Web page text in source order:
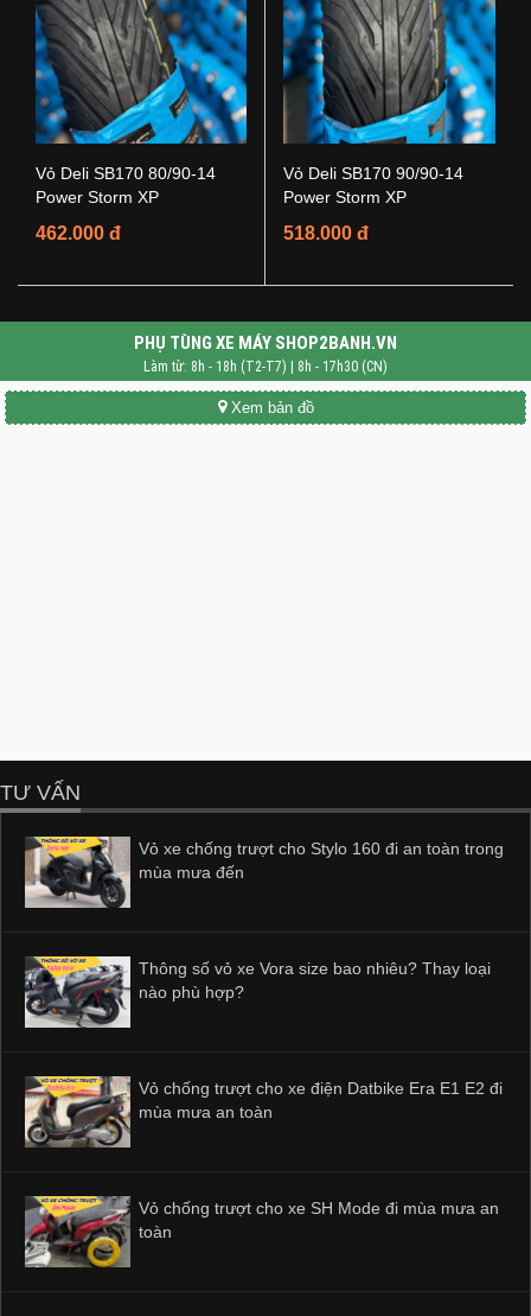
Vỏ Deli SB170 80/90-14
Power Storm XP
462.000 đ
Vỏ Deli SB170 90/90-14
Power Storm XP
518.000 đ
PHỤ TÙNG XE MÁY SHOP2BANH.VN
Làm từ: 8h - 18h (T2-T7) | 8h - 17h30 (CN)
Xem bản đồ
TƯ VẤN
Vỏ xe chống trượt cho Stylo 160 đi an toàn trong
mùa mưa đến
Thông số vỏ xe Vora size bao nhiêu? Thay loại
nào phù hợp?
Vỏ chống trượt cho xe điện Datbike Era E1 E2 đi
mùa mưa an toàn
Vỏ chống trượt cho xe SH Mode đi mùa mưa an
toàn